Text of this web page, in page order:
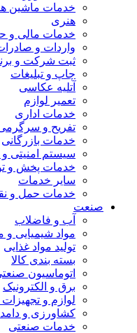
خدمات ماشین
هنری
خدمات مالی و
واردات و
ثبت شرکت و
چاپ و تبلیغات
آتلیه عکاسی
تعمیر لوازم
خدمات اداری
تفریح و
خدمات بازرگانی
سیستم امنیتی
خدمات پخش و
سایر خدمات
خدمات حمل و
صنعت
آب و فاضلاب
مواد شیمیایی و
تولید مواد غذایی
بسته بندی کالا
اتوماسیون
برق و الکترونیک
لوازم و
کشاورزی و
خدمات صنعتی